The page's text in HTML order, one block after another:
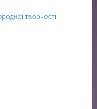
творчості"